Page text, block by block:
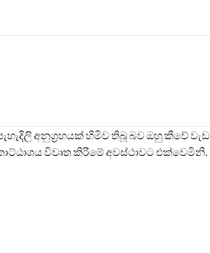
අනුග්‍රහයක් හිමිව තිබූ බව ඔහු කීවේ වැඩ
විවෘත කිරීමේ අවස්ථාවට එක්වෙමිනි.